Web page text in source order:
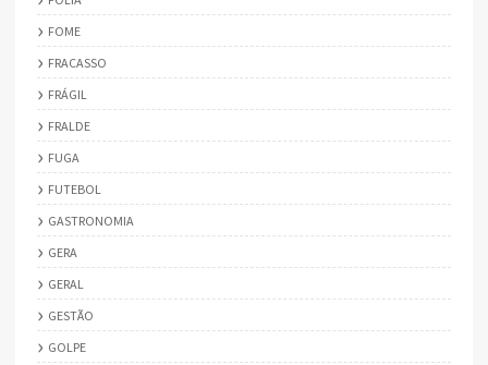
FOME
FRACASSO
FRÁGIL
FRALDE
FUGA
FUTEBOL
GASTRONOMIA
GERA
GERAL
GESTÃO
GOLPE